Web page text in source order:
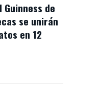
de
se unirán
en 12